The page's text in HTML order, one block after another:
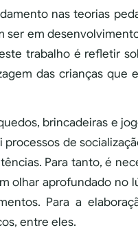
nas teorias
ser em
trabalho é refletir
das crianças que
brincadeiras e
de
Para tanto, é
olhar aprofundado no
Para a
entre eles.